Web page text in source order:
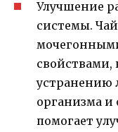
Улучшение
системы.
свойствами,
устранению
организма
помогает